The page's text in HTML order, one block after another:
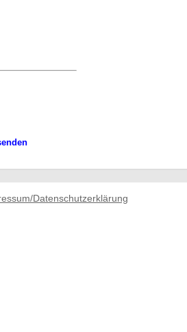
Datenschutzerklärung